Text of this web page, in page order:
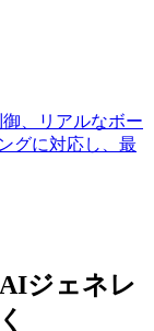
、リアルなボー
グに対応し、最
ジェネレ